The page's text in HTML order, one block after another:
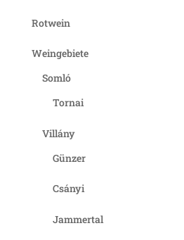
Rotwein
Weingebiete
Somló
Tornai
Villány
Günzer
Csányi
Jammertal